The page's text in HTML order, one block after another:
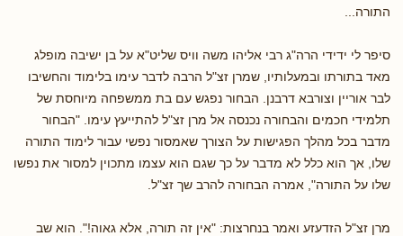
התורה...
סיפר לי ידידי הרה"ג רבי אליהו משה וויס שליט"א על בן ישיבה מופלג
מאד בתורתו ובמעלותיו, שמרן זצ"ל הרבה לדבר עימו בלימוד והחשיבו
לבר אוריין וצורבא דרבנן. הבחור נפגש עם בת ממשפחה מיוחסת של
תלמידי חכמים והבחורה נכנסה אל מרן זצ"ל להתייעץ עימו. "הבחור
מדבר בכל מהלך הפגישות על הצורך שאמסור נפשי עבור לימוד התורה
שלו, אך הוא כלל לא מדבר על כך שגם הוא עצמו מתכוין למסור את נפשו
שלו על התורה", אמרה הבחורה להרב שך זצ"ל.
מרן זצ"ל הזדעזע ואמר בנחרצות: "אין זה תורה, אלא גאוה!". הוא שב